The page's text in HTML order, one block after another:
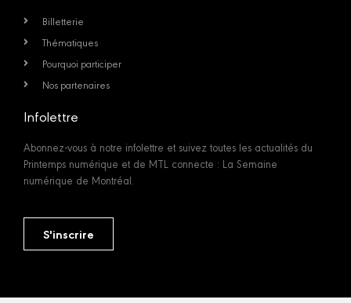
Billetterie
Thématiques
Pourquoi participer
Nos partenaires
Infolettre
Abonnez-vous à notre infolettre et suivez toutes les actualités du
Printemps numérique et de MTL connecte : La Semaine
numérique de Montréal.
S'inscrire